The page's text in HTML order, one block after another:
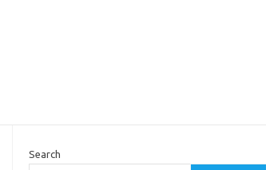
Search